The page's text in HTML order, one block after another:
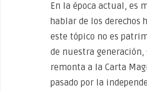
En la época actual, es
hablar de los derechos
este tópico no es
de nuestra generación,
remonta a la Carta
pasado por la